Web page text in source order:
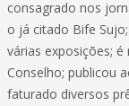
consagrado nos
o já citado Bife
várias exposições;
Conselho; publicou
faturado diversos